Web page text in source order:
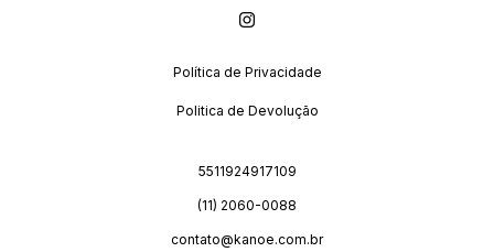
Política de Privacidade
Politica de Devolução
5511924917109
(11) 2060-0088
contato@kanoe.com.br